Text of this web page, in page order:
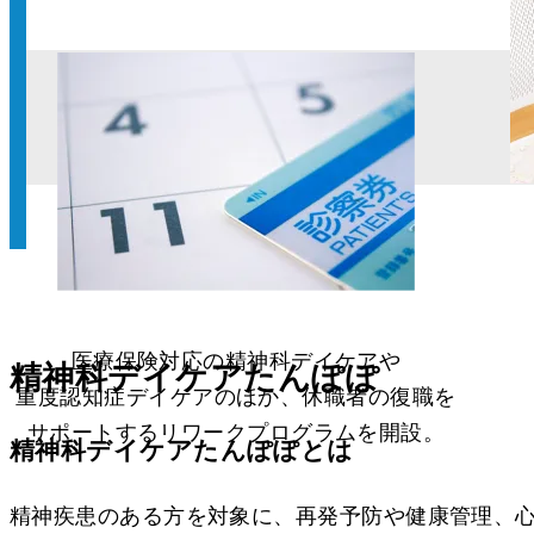
医療保険対応の精神科デイケアや
重度認知症デイケアのほか、休職者の復職を
サポートする リワークプログラムを開設。
精神科デイケアたんぽぽ
精神科デイケアたんぽぽとは
精神疾患のある方を対象に、再発予防や健康管理、